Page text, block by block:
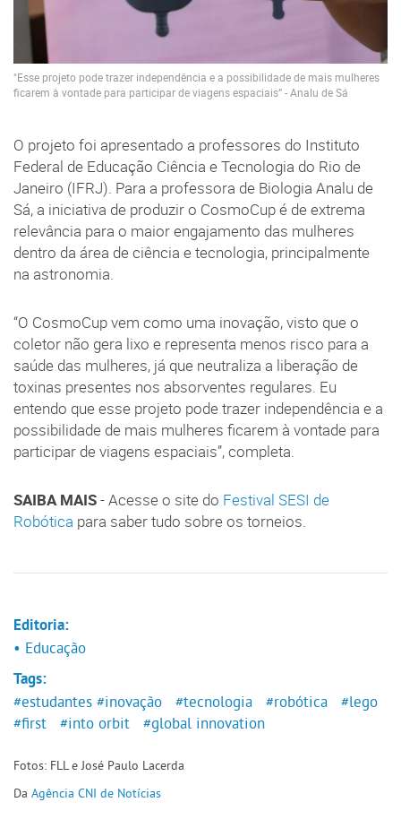
"Esse projeto pode trazer independência e a possibilidade de mais mulheres
ficarem à vontade para participar de viagens espaciais” - Analu de Sá
O projeto foi apresentado a professores do Instituto
Federal de Educação Ciência e Tecnologia do Rio de
Janeiro (IFRJ). Para a professora de Biologia Analu de
Sá, a iniciativa de produzir o CosmoCup é de extrema
relevância para o maior engajamento das mulheres
dentro da área de ciência e tecnologia, principalmente
na astronomia.
“O CosmoCup vem como uma inovação, visto que o
coletor não gera lixo e representa menos risco para a
saúde das mulheres, já que neutraliza a liberação de
toxinas presentes nos absorventes regulares. Eu
entendo que esse projeto pode trazer independência e a
possibilidade de mais mulheres ficarem à vontade para
participar de viagens espaciais”, completa.
SAIBA MAIS- Acesse o site do Festival SESI de
Robótica para saber tudo sobre os torneios.
Editoria:
• Educação
Tags:
#estudantes #inovação #tecnologia #robótica
#lego
#first
#into orbit #global innovation
Fotos: FLL e José Paulo Lacerda
Da Agência CNI de Notícias